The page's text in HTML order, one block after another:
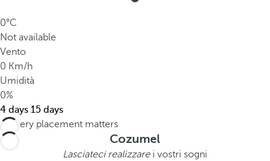
0°C
Not available
Vento
0 Km/h
Umidità
0%
4 days 15 days
Cozumel
Lasciateci realizzarei vostri sogni